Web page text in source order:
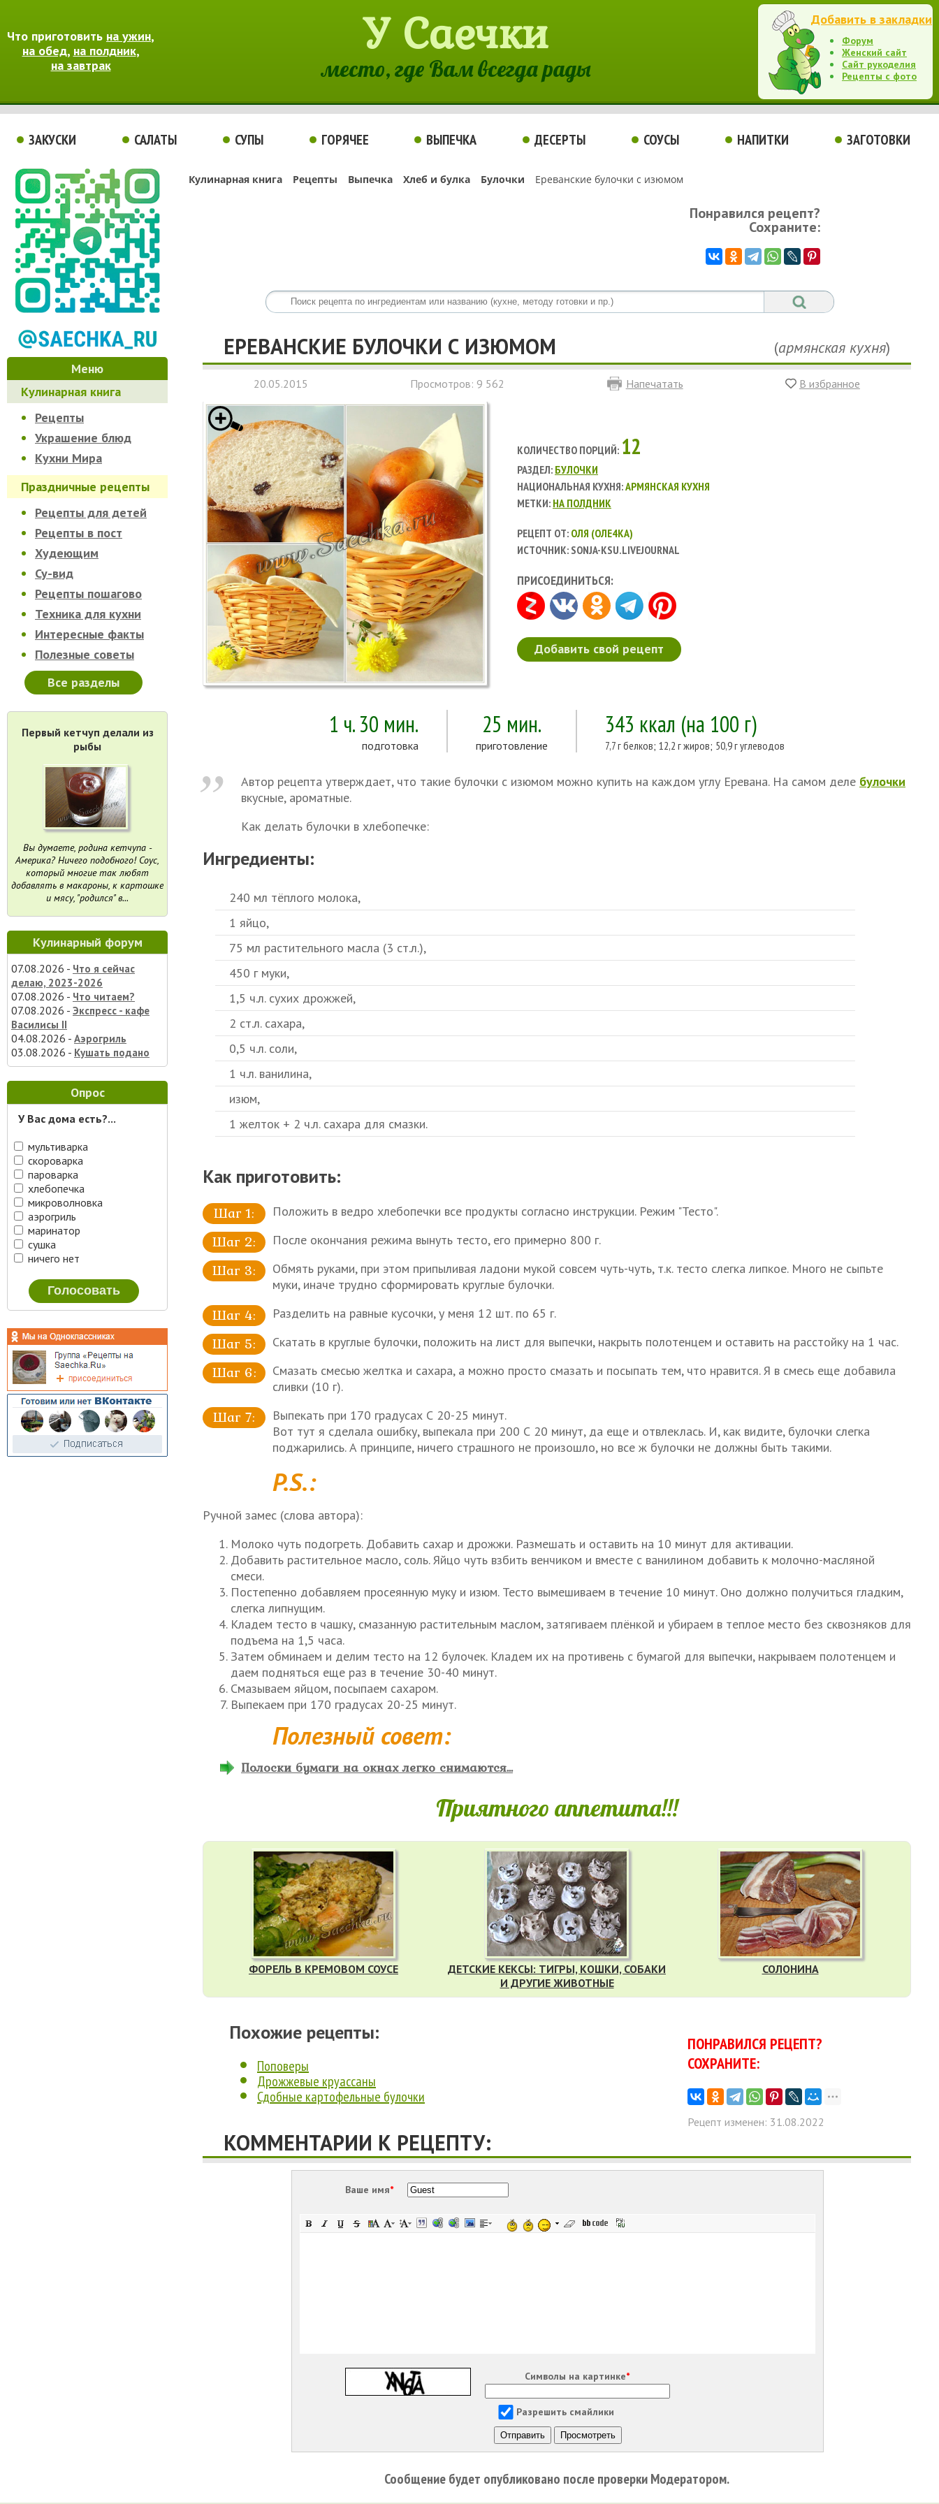
Что приготовить на ужин,
на обед, на полдник,
на завтрак
У Саечки
место, где Вам всегда рады
Добавить в закладки
Форум
Женский сайт
Сайт рукоделия
Рецепты с фото
ЗАКУСКИ САЛАТЫ СУПЫ ГОРЯЧЕЕ ВЫПЕЧКА ДЕСЕРТЫ СОУСЫ НАПИТКИ ЗАГОТОВКИ
Меню
Кулинарная книга
Рецепты
Украшение блюд
Кухни Мира
Праздничные рецепты
Рецепты для детей
Рецепты в пост
Худеющим
Су-вид
Рецепты пошагово
Техника для кухни
Интересные факты
Полезные советы
Все разделы
Первый кетчуп делали из
рыбы
Вы думаете, родина кетчупа -
Америка? Ничего подобного! Соус,
который многие так любят
добавлять в макароны, к картошке
и мясу, "родился" в...
Кулинарный форум
07.08.2026 - Что я сейчас
делаю, 2023-2026
07.08.2026 - Что читаем?
07.08.2026 - Экспресс - кафе
Василисы II
04.08.2026 - Аэрогриль
03.08.2026 - Кушать подано
Опрос
У Вас дома есть?...
мультиварка
скороварка
пароварка
хлебопечка
микроволновка
аэрогриль
маринатор
сушка
ничего нет
Кулинарная книга Рецепты Выпечка Хлеб и булка Булочки Ереванские булочки с изюмом
Понравился рецепт?
Сохраните:
ЕРЕВАНСКИЕ БУЛОЧКИ С ИЗЮМОМ (армянская кухня)
20.05.2015 Просмотров: 9 562 Напечатать В избранное
КОЛИЧЕСТВО ПОРЦИЙ: 12
РАЗДЕЛ: БУЛОЧКИ
НАЦИОНАЛЬНАЯ КУХНЯ:АРМЯНСКАЯ КУХНЯ
МЕТКИ: НА ПОЛДНИК
РЕЦЕПТ ОТ: ОЛЯ (ОЛЕ4КА)
ИСТОЧНИК: SONJA-KSU.LIVEJOURNAL
ПРИСОЕДИНИТЬСЯ:
Добавить свой рецепт
1 ч. 30 мин.
подготовка
25 мин.
приготовление
343 ккал (на 100 г)
7,7 г белков; 12,2 г жиров; 50,9 г углеводов
Автор рецепта утверждает, что такие булочки с изюмом можно купить на каждом углу Еревана. На самом деле булочки
вкусные, ароматные.
Как делать булочки в хлебопечке:
Ингредиенты:
240 мл тёплого молока,
1 яйцо,
75 мл растительного масла (3 ст.л.),
450 г муки,
1,5 ч.л. сухих дрожжей,
2 ст.л. сахара,
0,5 ч.л. соли,
1 ч.л. ванилина,
изюм,
1 желток + 2 ч.л. сахара для смазки.
Как приготовить:
Положить в ведро хлебопечки все продукты согласно инструкции. Режим "Тесто".
После окончания режима вынуть тесто, его примерно 800 г.
Обмять руками, при этом припыливая ладони мукой совсем чуть-чуть, т.к. тесто слегка липкое. Много не сыпьте
муки, иначе трудно сформировать круглые булочки.
Разделить на равные кусочки, у меня 12 шт. по 65 г.
Скатать в круглые булочки, положить на лист для выпечки, накрыть полотенцем и оставить на расстойку на 1 час.
Смазать смесью желтка и сахара, а можно просто смазать и посыпать тем, что нравится. Я в смесь еще добавила
сливки (10 г).
Выпекать при 170 градусах С 20-25 минут.
Вот тут я сделала ошибку, выпекала при 200 С 20 минут, да еще и отвлеклась. И, как видите, булочки слегка
поджарились. А принципе, ничего страшного не произошло, но все ж булочки не должны быть такими.
P.S.:
Ручной замес (слова автора):
Молоко чуть подогреть. Добавить сахар и дрожжи. Размешать и оставить на 10 минут для активации.
Добавить растительное масло, соль. Яйцо чуть взбить венчиком и вместе с ванилином добавить к молочно-масляной
смеси.
Постепенно добавляем просеянную муку и изюм. Тесто вымешиваем в течение 10 минут. Оно должно получиться гладким,
слегка липнущим.
Кладем тесто в чашку, смазанную растительным маслом, затягиваем плёнкой и убираем в теплое место без сквозняков для
подъема на 1,5 часа.
Затем обминаем и делим тесто на 12 булочек. Кладем их на противень с бумагой для выпечки, накрываем полотенцем и
даем подняться еще раз в течение 30-40 минут.
Смазываем яйцом, посыпаем сахаром.
Выпекаем при 170 градусах 20-25 минут.
Полезный совет:
Полоски бумаги на окнах легко снимаются...
Приятного аппетита!!!
ФОРЕЛЬ В КРЕМОВОМ СОУСЕ
ДЕТСКИЕ КЕКСЫ: ТИГРЫ, КОШКИ, СОБАКИ
И ДРУГИЕ ЖИВОТНЫЕ
СОЛОНИНА
Похожие рецепты:
Поповеры
Дрожжевые круассаны
Сдобные картофельные булочки
ПОНРАВИЛСЯ РЕЦЕПТ?
СОХРАНИТЕ:
Рецепт изменен: 31.08.2022
КОММЕНТАРИИ К РЕЦЕПТУ:
Ваше имя*
Символы на картинке*
Разрешить смайлики
Сообщение будет опубликовано после проверки Модератором.